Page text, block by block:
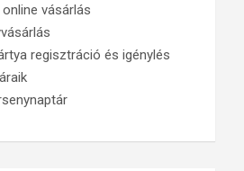
vásárlás
regisztráció és igénylés